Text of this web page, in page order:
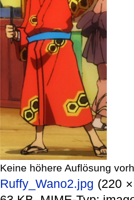
Keine höhere Auflösung
Ruffy_Wano2.jpg
(220